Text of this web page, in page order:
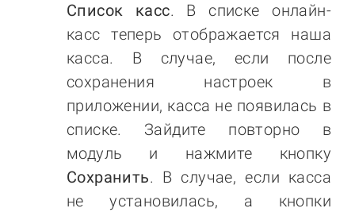
Список касс. В списке онлайн-
касс теперь отображается наша
касса. В случае, если после
сохранения настроек в
приложении, касса не появилась в
списке. Зайдите повторно в
модуль и нажмите кнопку
Сохранить. В случае, если касса
не установилась, а кнопки